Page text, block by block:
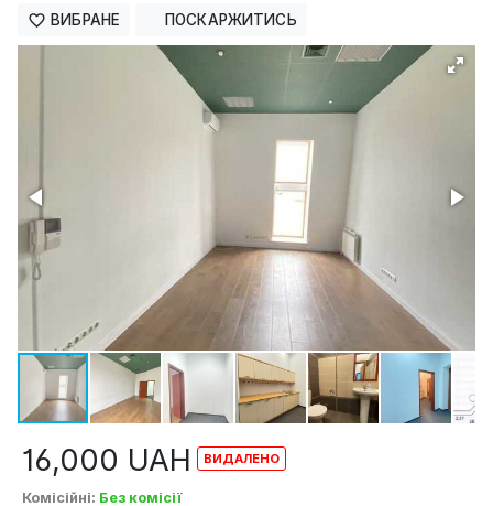
ВИБРАНЕ ПОСКАРЖИТИСЬ
16,000 UAH
Комісійні: Без комісії
×